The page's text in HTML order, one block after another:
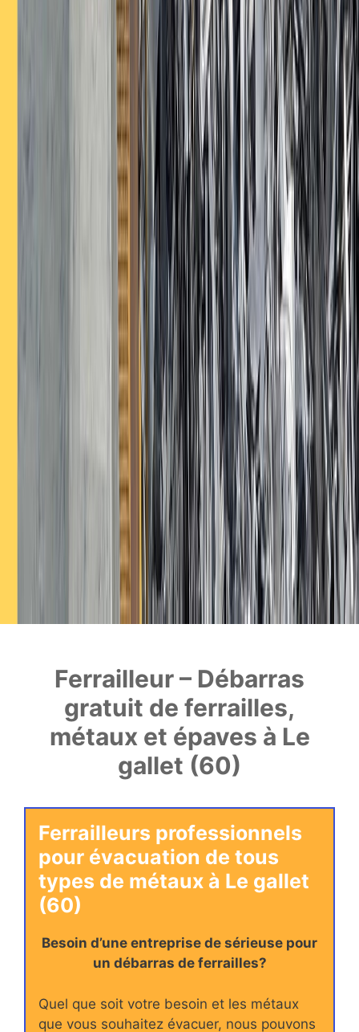
Ferrailleur – Débarras
gratuit de ferrailles,
métaux et épaves à Le
gallet (60)
Ferrailleurs professionnels
pour évacuation de tous
types de métaux à Le gallet
(60)
Besoin d’une entreprise de sérieuse pour
un débarras de ferrailles?
Quel que soit votre besoin et les métaux
que vous souhaitez évacuer, nous pouvons